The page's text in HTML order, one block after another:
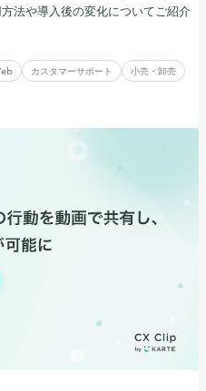
法や導入後の変化についてご紹介
カスタマーサポート 小売・卸売